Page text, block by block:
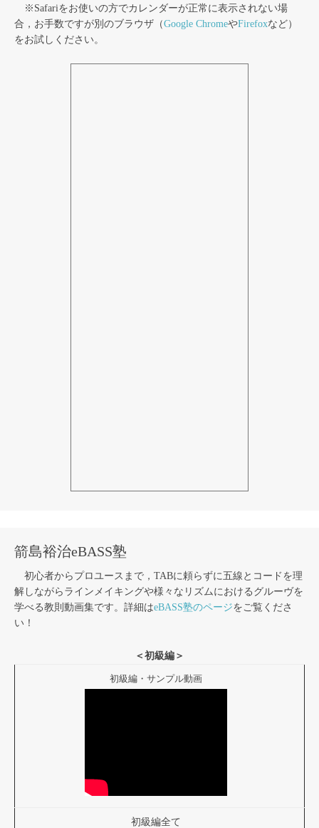
※Safariをお使いの方でカレンダーが正常に表示されない場
合，お手数ですが別のブラウザ（Google ChromeやFirefoxなど）
をお試しください。
箭島裕治eBASS塾
初心者からプロユースまで，TABに頼らずに五線とコードを理
解しながらラインメイキングや様々なリズムにおけるグルーヴを
学べる教則動画集です。詳細はeBASS塾のページをご覧くださ
い！
＜初級編＞
初級編・サンプル動画
初級編全て